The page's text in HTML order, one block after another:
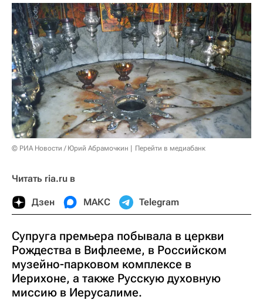
© РИА Новости / Юрий Абрамочкин Перейти в медиабанк
Читать ria.ru в
Дзен МАКС Telegram
Супруга премьера побывала в церкви
Рождества в Вифлееме, в Российском
музейно-парковом комплексе в
Иерихоне, а также Русскую духовную
миссию в Иерусалиме.